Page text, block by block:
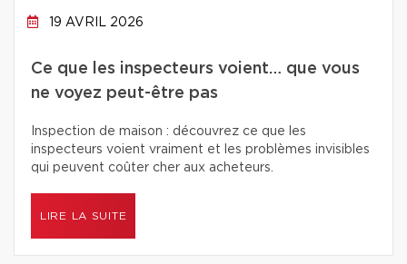
19 AVRIL 2026
Ce que les inspecteurs voient… que vous
ne voyez peut-être pas
Inspection de maison : découvrez ce que les
inspecteurs voient vraiment et les problèmes invisibles
qui peuvent coûter cher aux acheteurs.
LIRE LA SUITE